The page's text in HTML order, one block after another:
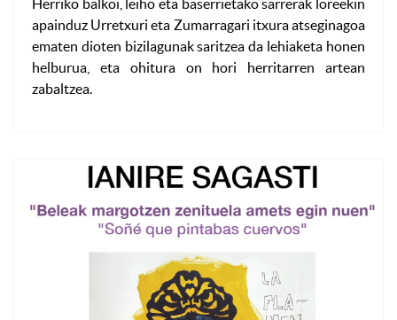
Herriko balkoi, leiho eta baserrietako sarrerak loreekin
apainduz Urretxuri eta Zumarragari itxura atseginagoa
ematen dioten bizilagunak saritzea da lehiaketa honen
helburua, eta ohitura on hori herritarren artean
zabaltzea.